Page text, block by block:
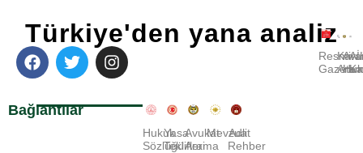
Türkiye'den yana analiz
Bağlantılar
Hukuk
Sözlüğü
Yasa
Teklifleri
Avukat
Arama
Mevzuat
Adli
Rehber
Resmi
Gazete